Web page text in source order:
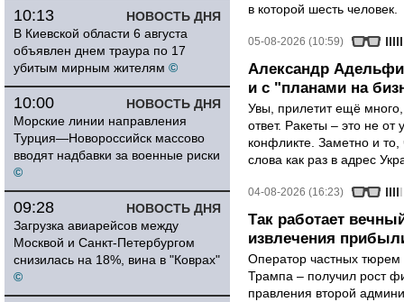
НОВОСТЬ ДНЯ
10:13
В Киевской области 6 августа
объявлен днем траура по 17
убитым мирным жителям ©
НОВОСТЬ ДНЯ
10:00
Морские линии направления
Турция—Новороссийск массово
вводят надбавки за военные риски
©
НОВОСТЬ ДНЯ
09:28
Загрузка авиарейсов между
Москвой и Санкт-Петербургом
снизилась на 18%, вина в "Коврах"
©
в которой шесть человек.
05-08-2026 (10:59)
Александр
и с "планами на
Увы, прилетит ещё
ответ. Ракеты – это не от
конфликте. Заметно и
слова как раз в адрес
04-08-2026 (16:23)
Так работает
извлечения
Оператор частных тюрем
Трампа – получил рост
правления второй